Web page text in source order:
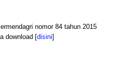
nomor 84 tahun 2015
download [disini]